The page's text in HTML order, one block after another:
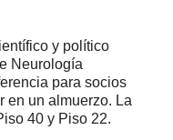
y político
Neurología
para socios
en un almuerzo. La
40 y Piso 22.